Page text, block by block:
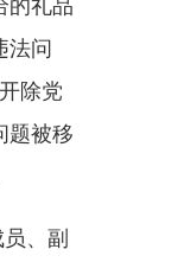
的礼品
法问
除党
题被移
、副